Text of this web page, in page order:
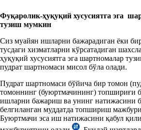
Фуқаролик-ҳуқуқий хусусиятга эга
тузиш мумкин
Сиз муайян ишларни бажарадиган ёки
тусдаги хизматларни кўрсатадиган
ҳуқуқий хусусиятга эга шартномалар
пудрат шартномаси мисол бўла олади.
Пудрат шартномаси бўйича бир томон
томоннинг (буюртмачининг) топшириғи
ишларни бажариш ва унинг натижасини
белгиланган муддатда топшириш
Буюртмачи эса иш натижасини қабул